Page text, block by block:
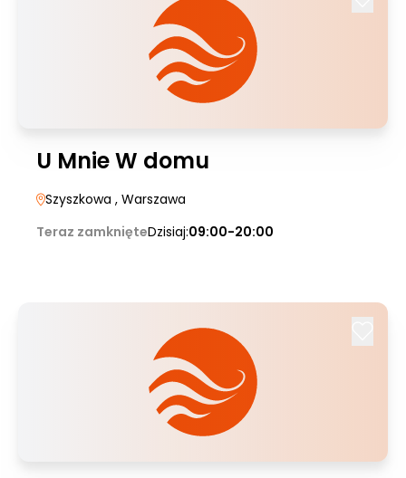
U Mnie W domu
Szyszkowa , Warszawa
Teraz zamknięteDzisiaj:09:00-20:00